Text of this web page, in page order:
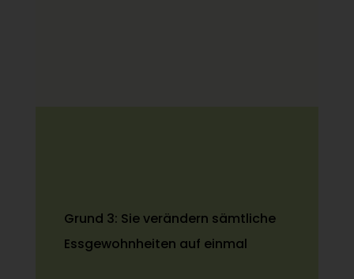
Grund 3: Sie verändern sämtliche
Essgewohnheiten auf einmal